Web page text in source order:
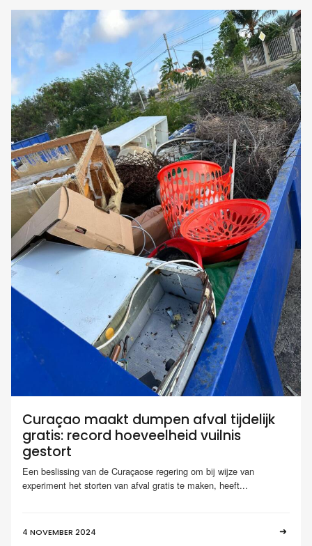
Curaçao maakt dumpen afval tijdelijk
gratis: record hoeveelheid vuilnis
gestort
Een beslissing van de Curaçaose regering om bij wijze van
experiment het storten van afval gratis te maken, heeft...
4 NOVEMBER 2024